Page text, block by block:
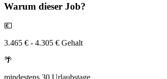
Warum dieser Job?
💶
3.465 € - 4.305 € Gehalt
🌴